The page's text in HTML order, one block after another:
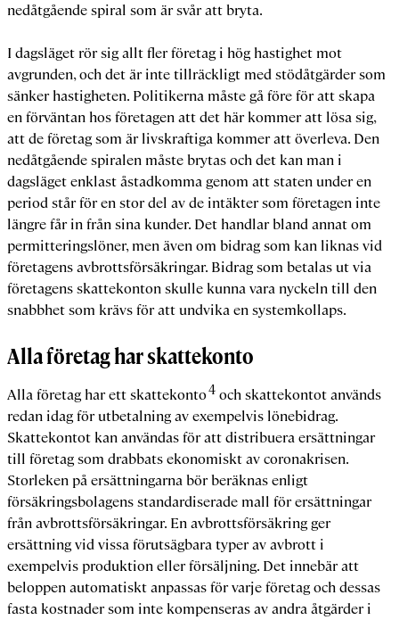
nedåtgående spiral som är svår att bryta.
I dagsläget rör sig allt fler företag i hög hastighet mot
avgrunden, och det är inte tillräckligt med stödåtgärder som
sänker hastigheten. Politikerna måste gå före för att skapa
en förväntan hos företagen att det här kommer att lösa sig,
att de företag som är livskraftiga kommer att överleva. Den
nedåtgående spiralen måste brytas och det kan man i
dagsläget enklast åstadkomma genom att staten under en
period står för en stor del av de intäkter som företagen inte
längre får in från sina kunder. Det handlar bland annat om
permitteringslöner, men även om bidrag som kan liknas vid
företagens avbrottsförsäkringar. Bidrag som betalas ut via
företagens skattekonton skulle kunna vara nyckeln till den
snabbhet som krävs för att undvika en systemkollaps.
Alla företag har skattekonto
Alla företag har ett skattekonto4 och skattekontot används
redan idag för utbetalning av exempelvis lönebidrag.
Skattekontot kan användas för att distribuera ersättningar
till företag som drabbats ekonomiskt av coronakrisen.
Storleken på ersättningarna bör beräknas enligt
försäkringsbolagens standardiserade mall för ersättningar
från avbrottsförsäkringar. En avbrottsförsäkring ger
ersättning vid vissa förutsägbara typer av avbrott i
exempelvis produktion eller försäljning. Det innebär att
beloppen automatiskt anpassas för varje företag och dessas
fasta kostnader som inte kompenseras av andra åtgärder i